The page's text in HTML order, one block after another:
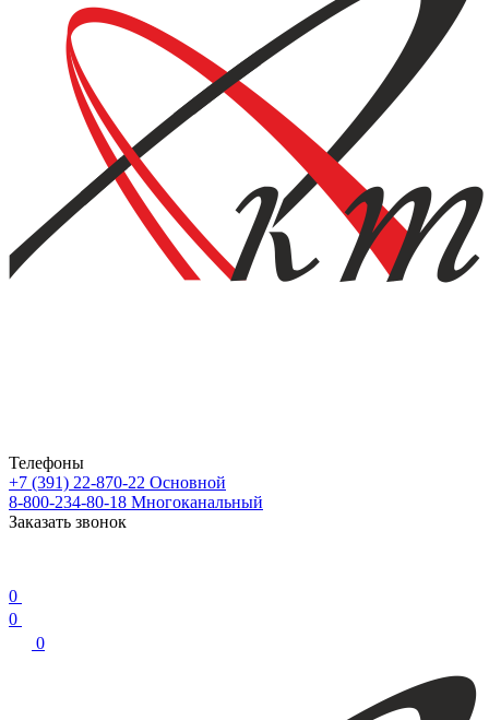
Телефоны
+7 (391) 22-870-22 Основной
8-800-234-80-18 Многоканальный
Заказать звонок
0
0
0